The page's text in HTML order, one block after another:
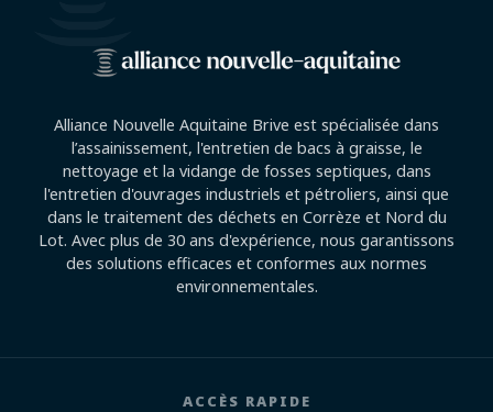
Alliance Nouvelle Aquitaine Brive est spécialisée dans
l’assainissement, l'entretien de bacs à graisse, le
nettoyage et la vidange de fosses septiques, dans
l'entretien d'ouvrages industriels et pétroliers, ainsi que
dans le traitement des déchets en Corrèze et Nord du
Lot. Avec plus de 30 ans d'expérience, nous garantissons
des solutions efficaces et conformes aux normes
environnementales.
ACCÈS RAPIDE